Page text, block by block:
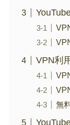
VPN利
無